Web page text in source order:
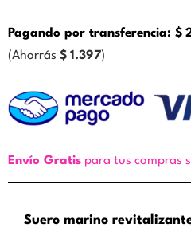
Pagando por transferencia: $
(Ahorrás $ 1.397)
Envío Gratis para tus compras
Suero marino